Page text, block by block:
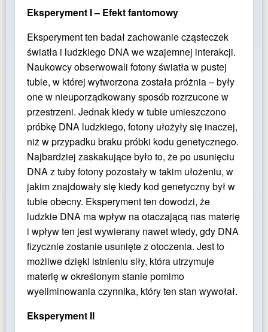
Eksperyment I – Efekt fantomowy
Eksperyment ten badał zachowanie cząsteczek
światła i ludzkiego DNA we wzajemnej interakcji.
Naukowcy obserwowali fotony światła w pustej
tubie, w której wytworzona została próżnia – były
one w nieuporządkowany sposób rozrzucone w
przestrzeni. Jednak kiedy w tubie umieszczono
próbkę DNA ludzkiego, fotony ułożyły się inaczej,
niż w przypadku braku próbki kodu genetycznego.
Najbardziej zaskakujące było to, że po usunięciu
DNA z tuby fotony pozostały w takim ułożeniu, w
jakim znajdowały się kiedy kod genetyczny był w
tubie obecny. Eksperyment ten dowodzi, że
ludzkie DNA ma wpływ na otaczającą nas materię
i wpływ ten jest wywierany nawet wtedy, gdy DNA
fizycznie zostanie usunięte z otoczenia. Jest to
możliwe dzięki istnieniu siły, która utrzymuje
materię w określonym stanie pomimo
wyeliminowania czynnika, który ten stan wywołał.
Eksperyment II